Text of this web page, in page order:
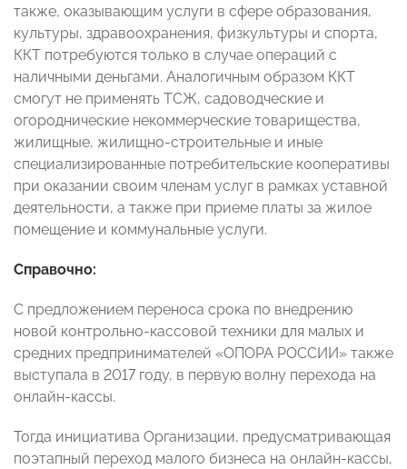
также, оказывающим услуги в сфере образования,
культуры, здравоохранения, физкультуры и спорта,
ККТ потребуются только в случае операций с
наличными деньгами. Аналогичным образом ККТ
смогут не применять ТСЖ, садоводческие и
огороднические некоммерческие товарищества,
жилищные, жилищно-строительные и иные
специализированные потребительские кооперативы
при оказании своим членам услуг в рамках уставной
деятельности, а также при приеме платы за жилое
помещение и коммунальные услуги.
Справочно:
С предложением переноса срока по внедрению
новой контрольно-кассовой техники для малых и
средних предпринимателей «ОПОРА РОССИИ» также
выступала в 2017 году, в первую волну перехода на
онлайн-кассы.
Тогда инициатива Организации, предусматривающая
поэтапный переход малого бизнеса на онлайн-кассы,